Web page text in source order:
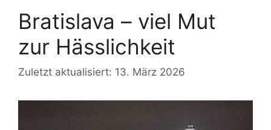
Bratislava – viel Mut
zur Hässlichkeit
Zuletzt aktualisiert: 13. März 2026